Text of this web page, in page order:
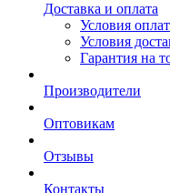
Доставка и оплата
Условия
Условия
Гарантия на
Производители
Оптовикам
Отзывы
Контакты